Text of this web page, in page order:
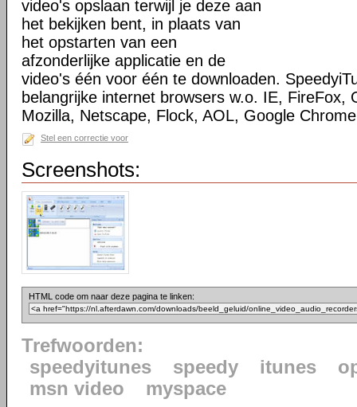
video's opslaan terwijl je deze aan
het bekijken bent, in plaats van
het opstarten van een
afzonderlijke applicatie en de
video's één voor één te downloaden.
belangrijke internet browsers w.o. IE, FireFox,
Mozilla, Netscape, Flock, AOL, Google
Stel een correctie voor
Screenshots:
HTML code om naar deze pagina te linken:
Trefwoorden:
speedyitunes
speedy itunes
msn video
myspace